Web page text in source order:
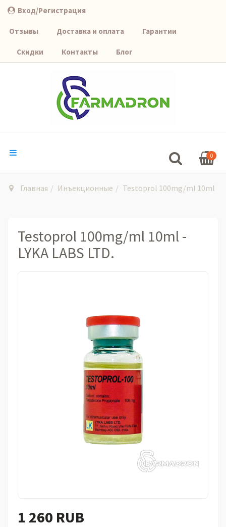
Вход/Регистрация
Отзывы Доставка и оплата Гарантии
Скидки Контакты Блог
0
Главная Инъекционные Testoprol 100mg/ml 10ml
Testoprol 100mg/ml 10ml -
LYKA LABS LTD.
1 260 RUB